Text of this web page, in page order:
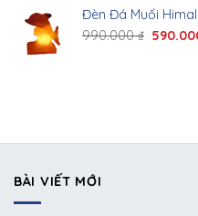
Đèn Đá Muối
990.000₫
BÀI VIẾT MỚI